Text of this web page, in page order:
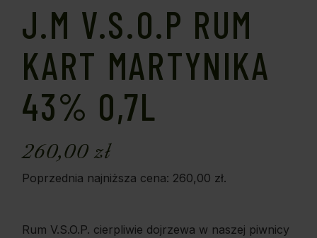
J.M V.S.O.P RUM
KART MARTYNIKA
43% 0,7L
260,00zł
Poprzednia najniższa cena: 260,00 zł.
Rum V.S.O.P. cierpliwie dojrzewa w naszej piwnicy